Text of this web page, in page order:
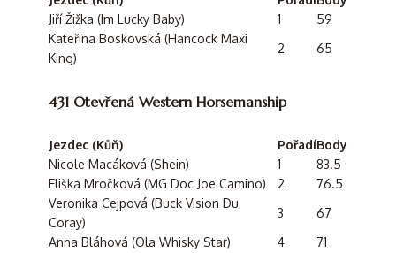
Jiří Žižka (Im Lucky Baby)
1
59
Kateřina Boskovská (Hancock Maxi
King)
2 65
431 Otevřená Western Horsemanship
Jezdec (Kůň) PořadíBody
Nicole Macáková (Shein)
1
83.5
Eliška Mročková (MG Doc Joe Camino)
2
76.5
Veronika Cejpová (Buck Vision Du
Coray)
3
67
Anna Bláhová (Ola Whisky Star)
4
71